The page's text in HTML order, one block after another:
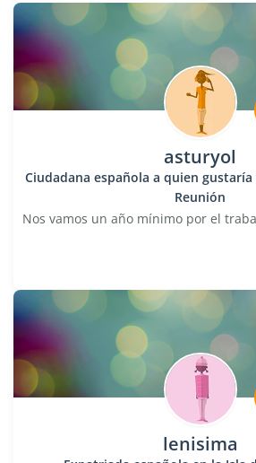
asturyol
Ciudadana española a quien gustaría
Reunión
Nos vamos un año mínimo por el
lenisima